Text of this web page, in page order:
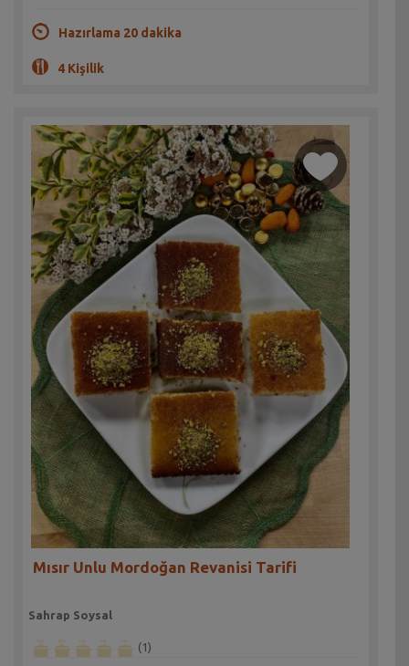
Hazırlama 20 dakika
4 Kişilik
Mısır Unlu Mordoğan Revanisi Tarifi
Sahrap Soysal
(1)